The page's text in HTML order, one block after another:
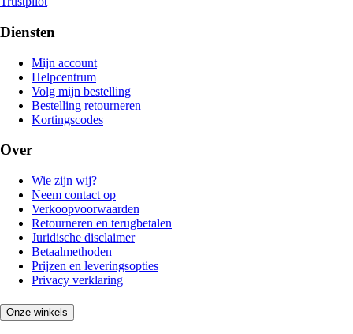
Diensten
Mijn account
Helpcentrum
Volg mijn bestelling
Bestelling retourneren
Kortingscodes
Over
Wie zijn wij?
Neem contact op
Verkoopvoorwaarden
Retourneren en terugbetalen
Juridische disclaimer
Betaalmethoden
Prijzen en leveringsopties
Privacy verklaring
Onze winkels